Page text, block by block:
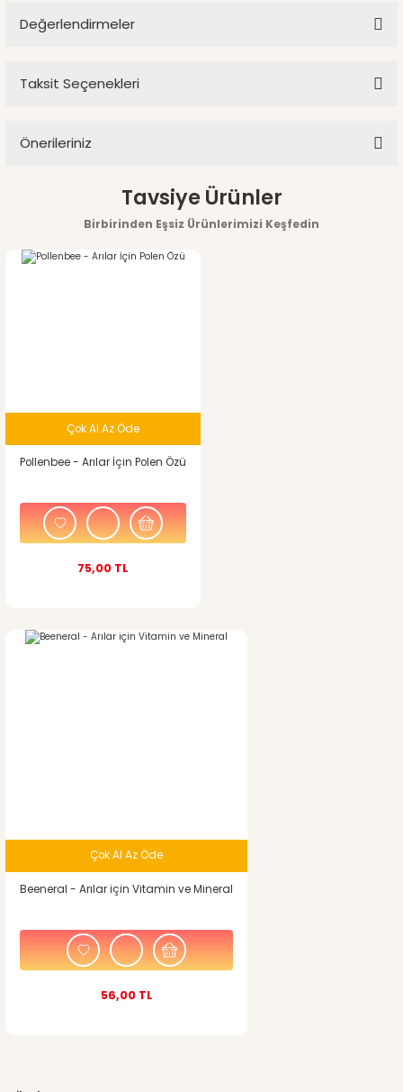
Değerlendirmeler
Taksit Seçenekleri
Önerileriniz
Bu ürünün fiyat bilgisi, resim, ürün açıklamalarında ve diğer
konularda yetersiz gördüğünüz noktaları öneri formunu
Ürün fiyatı diğer sitelerden daha pahalı.
Bu ürüne benzer farklı alternatifler olmalı.
Tavsiye Ürünler
Birbirinden Eşsiz Ürünlerimizi Keşfedin
Çok Al Az Öde
Pollenbee - Arılar İçin Polen Özü
75,00 TL
Çok Al Az Öde
Beeneral - Arılar için Vitamin ve Mineral
56,00 TL